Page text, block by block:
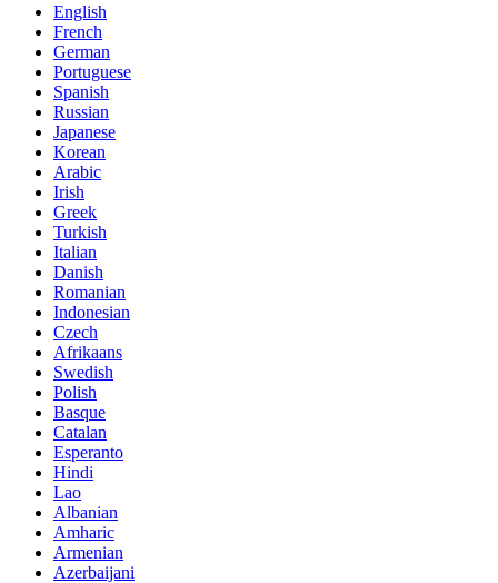
English
French
German
Portuguese
Spanish
Russian
Japanese
Korean
Arabic
Irish
Greek
Turkish
Italian
Danish
Romanian
Indonesian
Czech
Afrikaans
Swedish
Polish
Basque
Catalan
Esperanto
Hindi
Lao
Albanian
Amharic
Armenian
Azerbaijani